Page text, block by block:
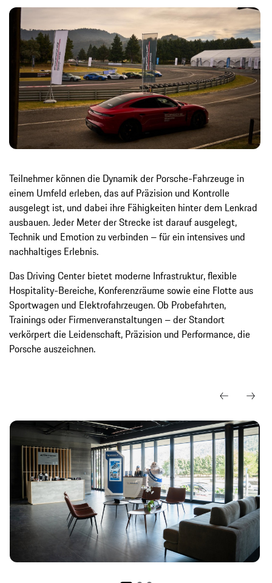
Teilnehmer können die Dynamik der Porsche-Fahrzeuge in
einem Umfeld erleben, das auf Präzision und Kontrolle
ausgelegt ist, und dabei ihre Fähigkeiten hinter dem Lenkrad
ausbauen. Jeder Meter der Strecke ist darauf ausgelegt,
Technik und Emotion zu verbinden – für ein intensives und
nachhaltiges Erlebnis.
Das Driving Center bietet moderne Infrastruktur, flexible
Hospitality-Bereiche, Konferenzräume sowie eine Flotte aus
Sportwagen und Elektrofahrzeugen. Ob Probefahrten,
Trainings oder Firmenveranstaltungen – der Standort
verkörpert die Leidenschaft, Präzision und Performance, die
Porsche auszeichnen.